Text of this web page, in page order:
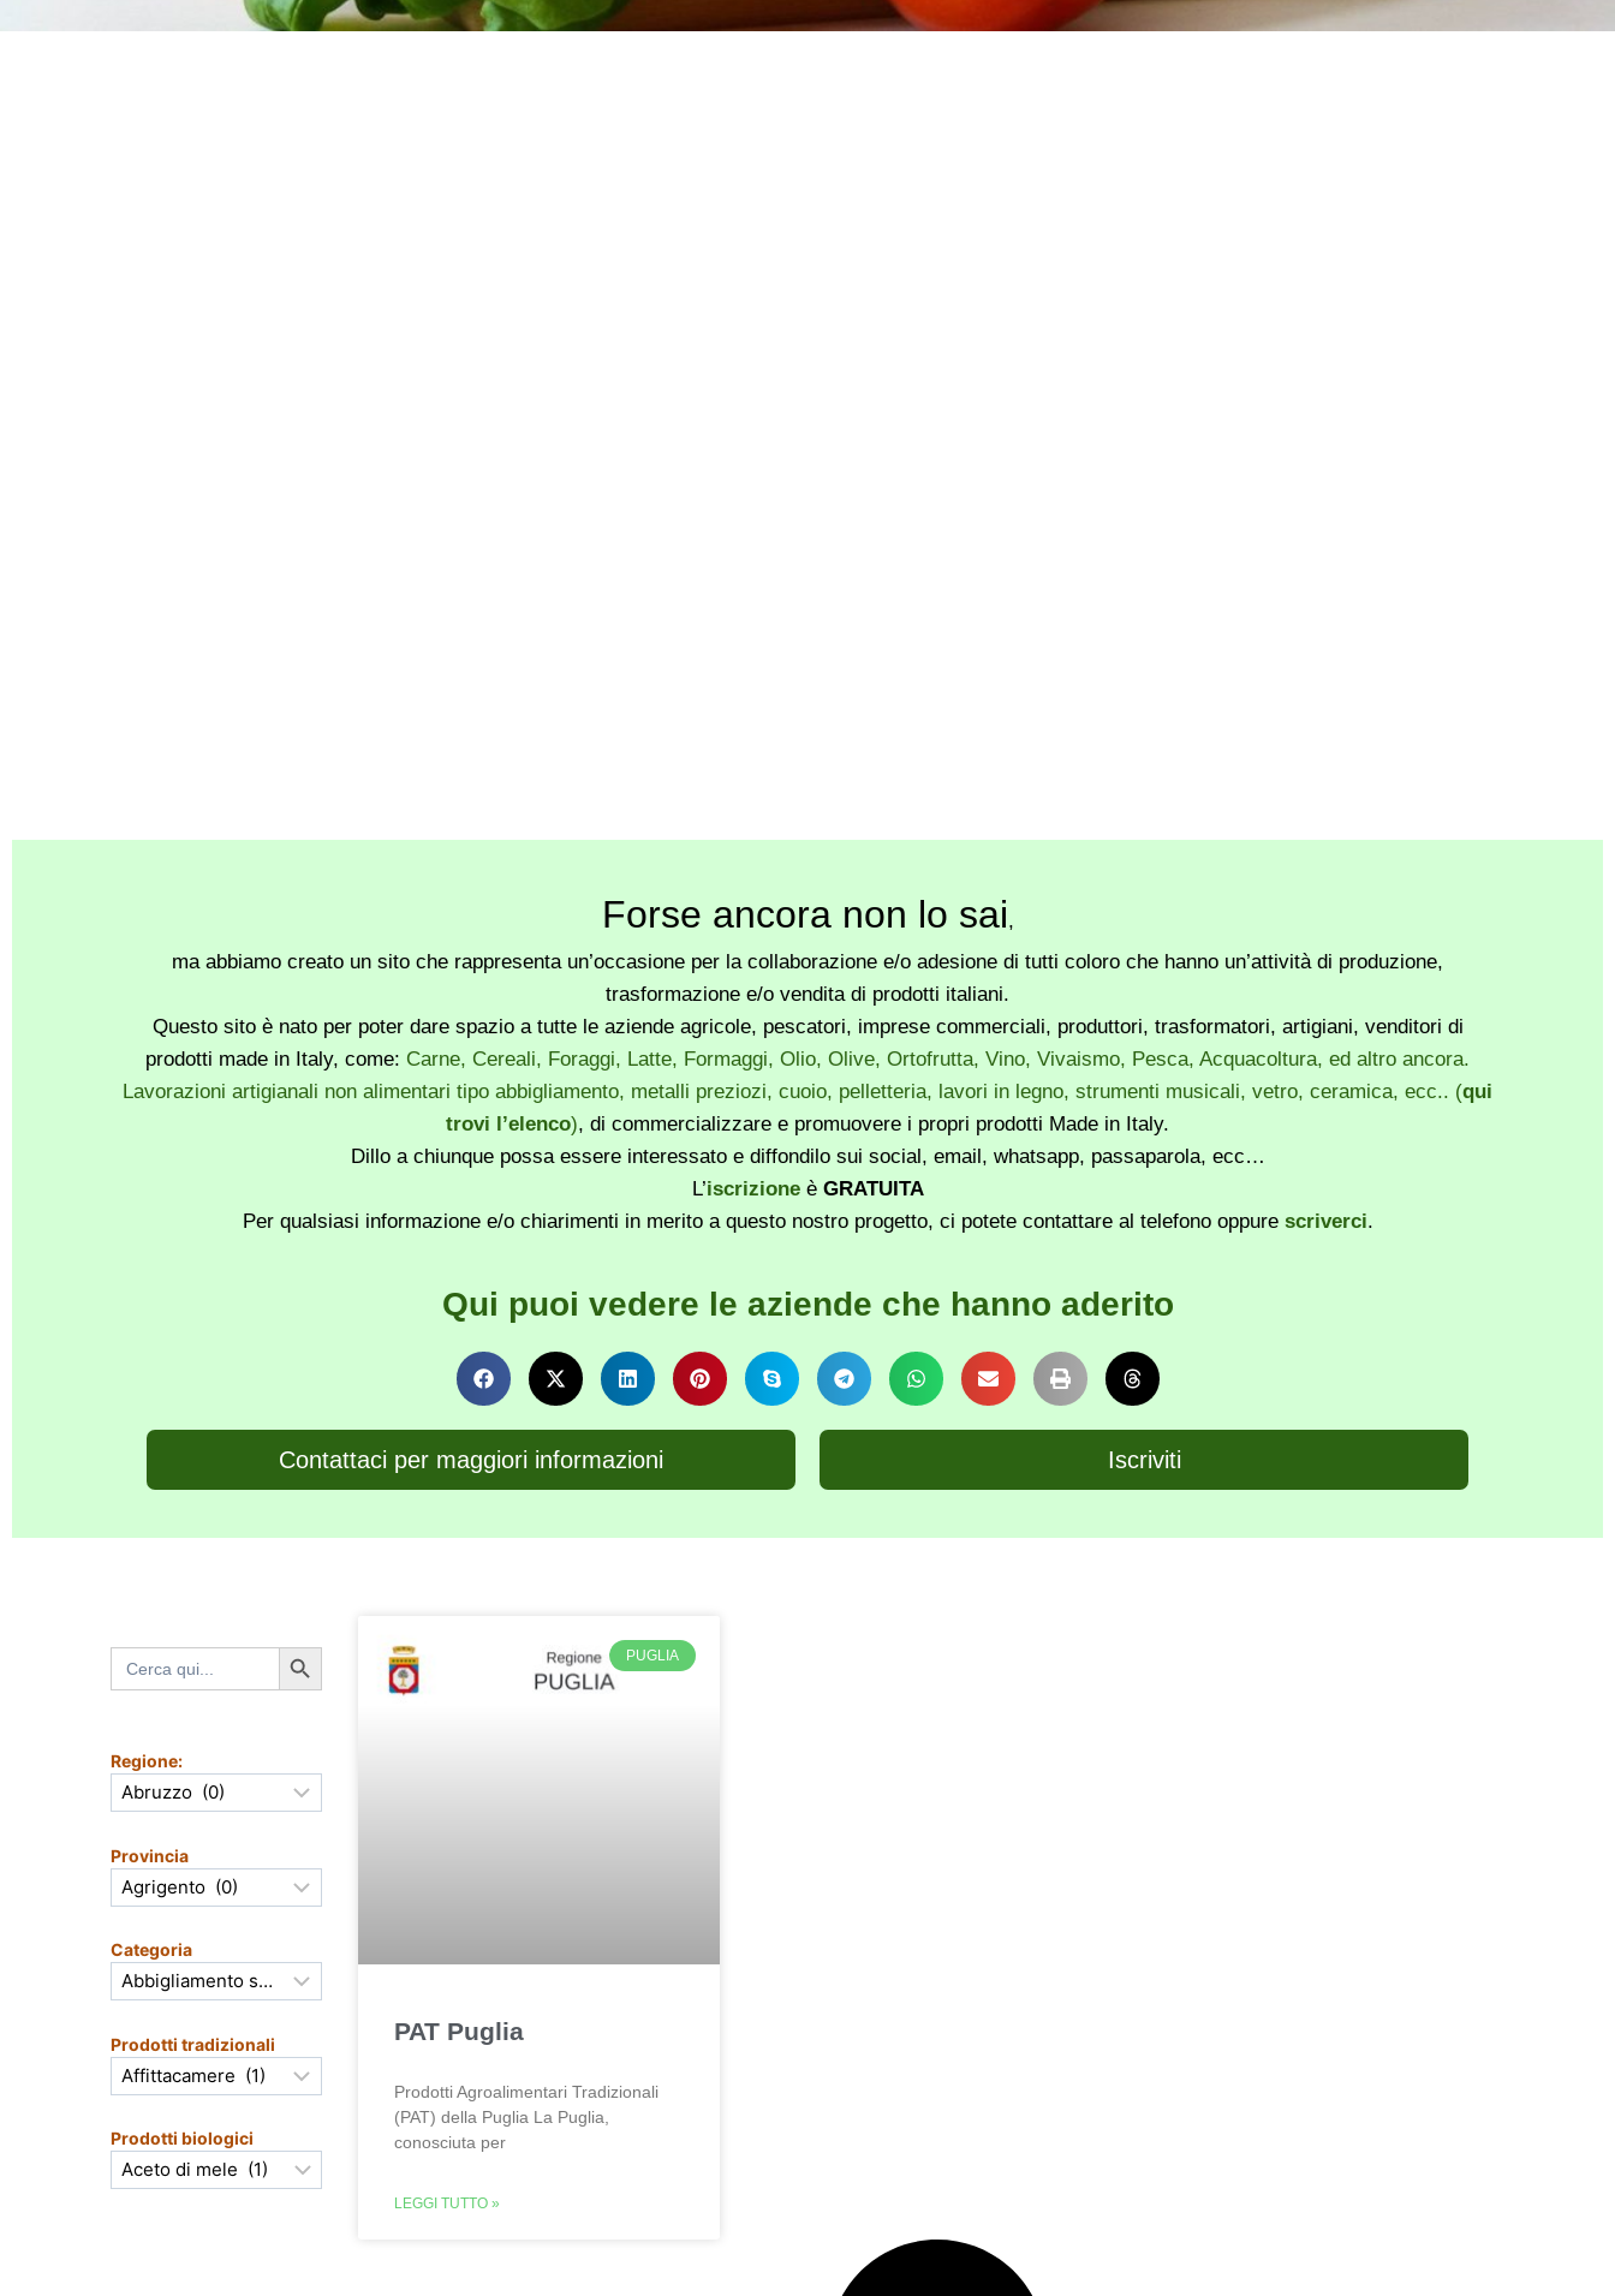
Forse ancora non lo sai,
ma abbiamo creato un sito che rappresenta un’occasione per la collaborazione e/o adesione di tutti coloro che hanno un’attività di produzione,
trasformazione e/o vendita di prodotti italiani.
Questo sito è nato per poter dare spazio a tutte le aziende agricole, pescatori, imprese commerciali, produttori, trasformatori, artigiani, venditori di
prodotti made in Italy, come: Carne, Cereali, Foraggi, Latte, Formaggi, Olio, Olive, Ortofrutta, Vino, Vivaismo, Pesca, Acquacoltura, ed altro ancora.
Lavorazioni artigianali non alimentari tipo abbigliamento, metalli preziozi, cuoio, pelletteria, lavori in legno, strumenti musicali, vetro, ceramica, ecc.. (qui
trovi l’elenco), di commercializzare e promuovere i propri prodotti Made in Italy.
Dillo a chiunque possa essere interessato e diffondilo sui social, email, whatsapp, passaparola, ecc…
L’iscrizioneè GRATUITA
Per qualsiasi informazione e/o chiarimenti in merito a questo nostro progetto, ci potete contattare al telefono oppure scriverci.
Qui puoi vedere le aziende che hanno aderito
Contattaci per maggiori informazioni Iscriviti
Search
for:
Search Button
Regione:
Provincia
Categoria
Prodotti tradizionali
Prodotti biologici
PUGLIA
PAT Puglia
Prodotti Agroalimentari Tradizionali
(PAT) della Puglia La Puglia,
conosciuta per
LEGGI TUTTO »